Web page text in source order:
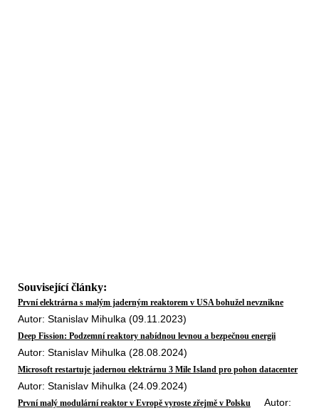
Související články:
První elektrárna s malým jaderným reaktorem v USA bohužel nevznikne
Autor: Stanislav Mihulka (09.11.2023)
Deep Fission: Podzemní reaktory nabídnou levnou a bezpečnou energii
Autor: Stanislav Mihulka (28.08.2024)
Microsoft restartuje jadernou elektrárnu 3 Mile Island pro pohon datacenter
Autor: Stanislav Mihulka (24.09.2024)
První malý modulární reaktor v Evropě vyroste zřejmě v Polsku Autor: